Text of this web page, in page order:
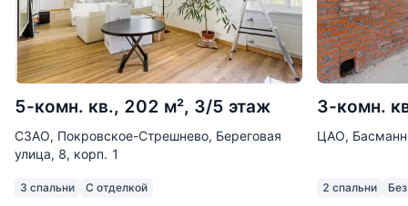
5-комн. кв., 202 м², 3/5 этаж
СЗАО, Покровское-Стрешнево, Береговая
улица, 8, корп. 1
3 спальни С отделкой
3-комн.
ЦАО,
2 спальни